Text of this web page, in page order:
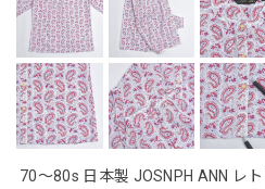
70～80s 日本製 JOSNPH ANN レ